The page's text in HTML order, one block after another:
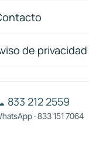
de privacidad
833 212 2559
· 833 151 7064
para
conflictos
ni para
con
quiera transmitir